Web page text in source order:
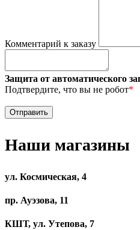
Комментарий к заказу
Защита от автоматического
Подтвердите, что вы не робот*
Наши магазины
ул. Космическая, 4
пр. Ауэзова, 11
КШТ, ул. Утепова, 7